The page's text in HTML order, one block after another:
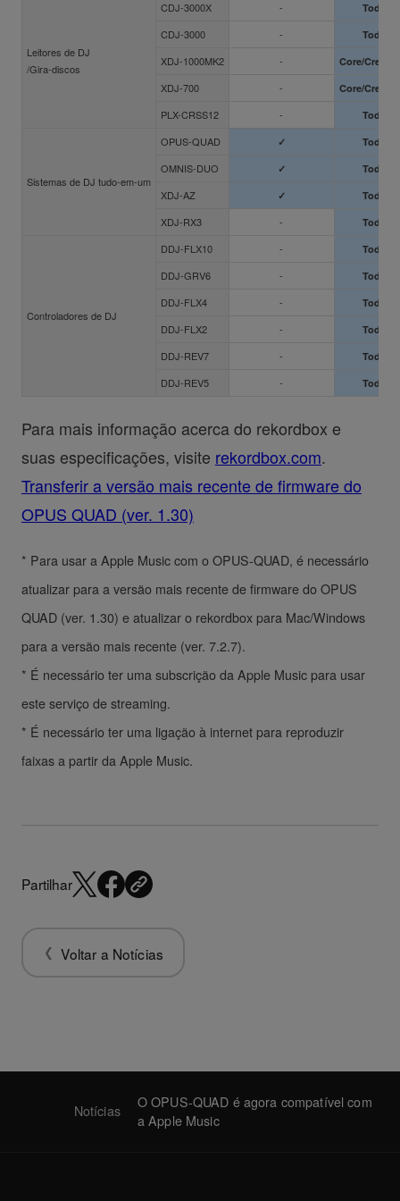
Leitores de DJ
/Gira-discos
CDJ-3000X - Todos
CDJ-3000 - Todos
XDJ-1000MK2 - Core/
XDJ-700 - Core/
PLX-CRSS12 - Todos
Sistemas de DJ tudo-em-um
OPUS-QUAD ✓ Todos
OMNIS-DUO ✓ Todos
XDJ-AZ ✓ Todos
XDJ-RX3 - Todos
Controladores de DJ
DDJ-FLX10 - Todos
DDJ-GRV6 - Todos
DDJ-FLX4 - Todos
DDJ-FLX2 - Todos
DDJ-REV7 - Todos
DDJ-REV5 - Todos
Para mais informação acerca do rekordbox e
suas especificações, visite rekordbox.com.
Transferir a versão mais recente de firmware do
OPUS QUAD (ver. 1.30)
* Para usar a Apple Music com o OPUS-QUAD, é necessário
atualizar para a versão mais recente de firmware do OPUS
QUAD (ver. 1.30) e atualizar o rekordbox para Mac/Windows
para a versão mais recente (ver. 7.2.7).
* É necessário ter uma subscrição da Apple Music para usar
este serviço de streaming.
* É necessário ter uma ligação à internet para reproduzir
faixas a partir da Apple Music.
Partilhar
Voltar a Notícias
Notícias
O OPUS-QUAD é agora compatível com
a Apple Music